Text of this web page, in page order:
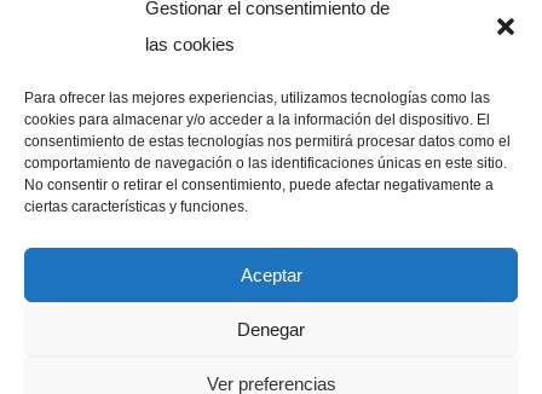
Gestionar el consentimiento de
las cookies
Para ofrecer las mejores experiencias, utilizamos tecnologías como las
cookies para almacenar y/o acceder a la información del dispositivo. El
consentimiento de estas tecnologías nos permitirá procesar datos como el
comportamiento de navegación o las identificaciones únicas en este sitio.
No consentir o retirar el consentimiento, puede afectar negativamente a
ciertas características y funciones.
Aceptar
Denegar
Ver preferencias
NextGenerationEU.
Imprenta Los Remedios © 2023 | Todos los